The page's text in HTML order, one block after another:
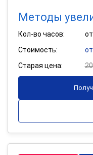
Методы
Кол-во часов:
Стоимость:
Старая цена: